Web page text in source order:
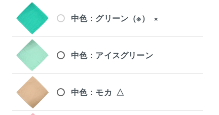
中色：グリーン（※） ×
中色：アイスグリーン
中色：モカ △